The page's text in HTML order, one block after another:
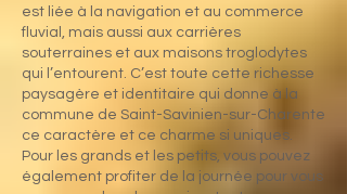
est liée à la navigation et au commerce
fluvial, mais aussi aux carrières
souterraines et aux maisons troglodytes
qui l’entourent. C’est toute cette richesse
paysagère et identitaire qui donne à la
commune de Saint-Savinien-sur-Charente
ce caractère et ce charme si uniques.
Pour les grands et les petits, vous pouvez
également profiter de la journée pour vous